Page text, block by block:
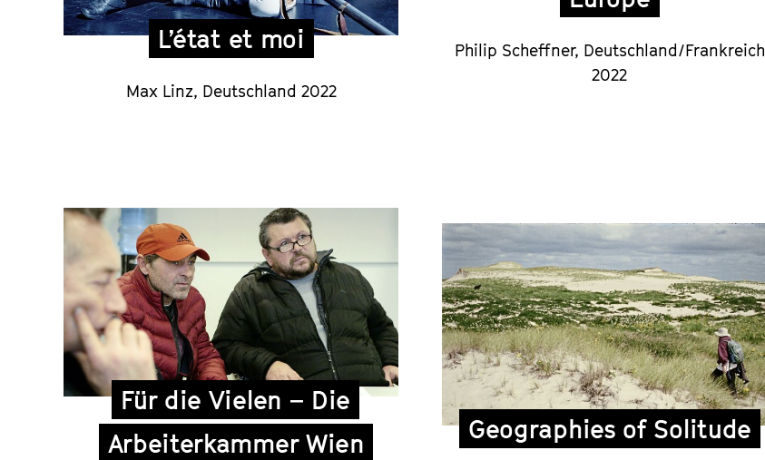
L’état et moi
Max Linz, Deutschland 2022
Philip Scheffner, Deutschland/Frankreich
2022
Für die Vielen – Die
Arbeiterkammer Wien
Geographies of Solitude